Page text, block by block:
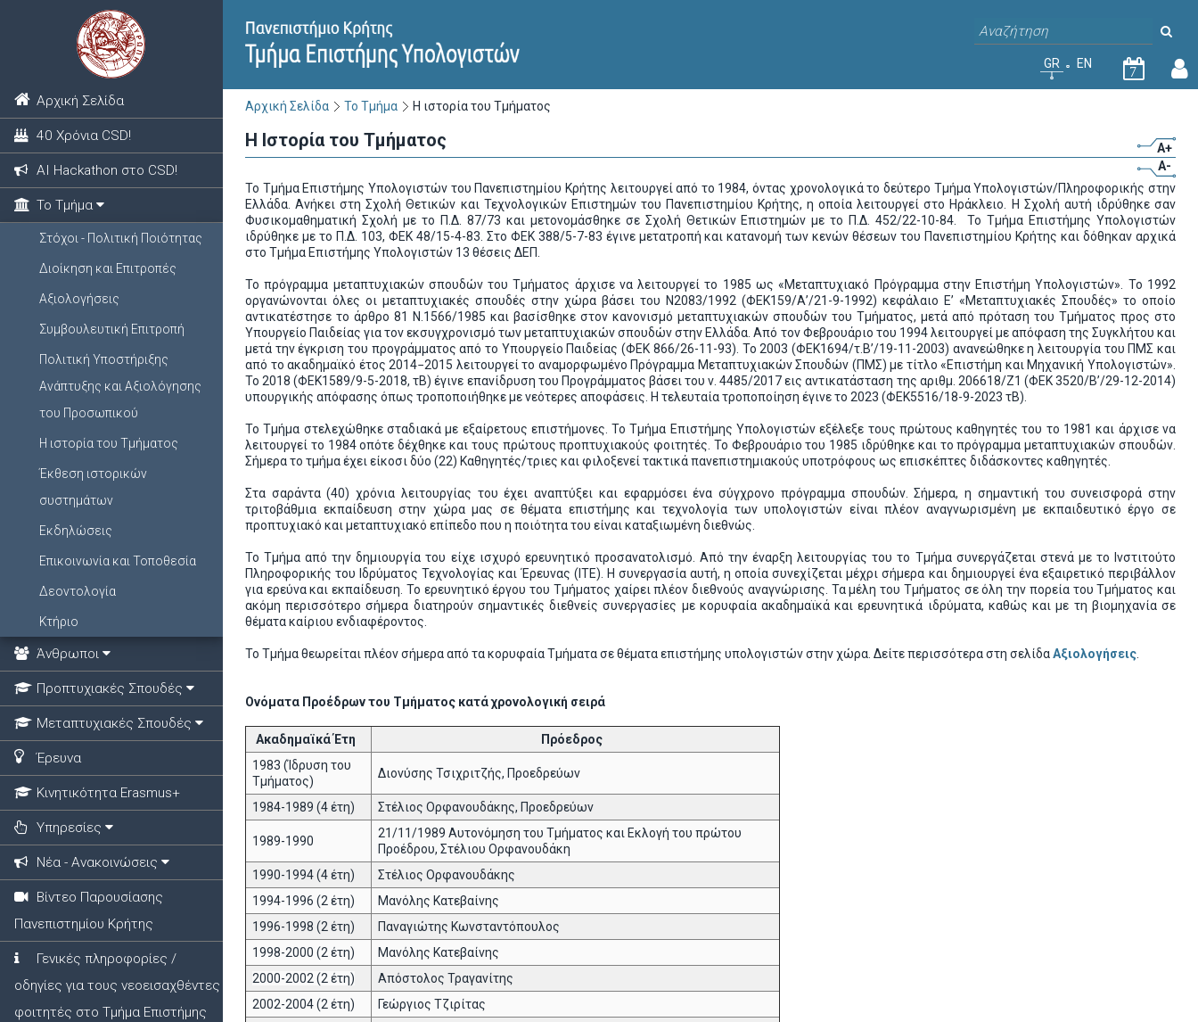
Αρχική Σελίδα
40 Χρόνια CSD!
ΑΙ Hackathon στο CSD!
Το Τμήμα
Στόχοι - Πολιτική Ποιότητας
Διοίκηση και Επιτροπές
Αξιολογήσεις
Συμβουλευτική Επιτροπή
Πολιτική Υποστήριξης
Ανάπτυξης και Αξιολόγησης
του Προσωπικού
Η ιστορία του Τμήματος
Έκθεση ιστορικών
συστημάτων
Εκδηλώσεις
Επικοινωνία και Τοποθεσία
Δεοντολογία
Κτήριο
Άνθρωποι
Προπτυχιακές Σπουδές
Μεταπτυχιακές Σπουδές
Έρευνα
Κινητικότητα Erasmus+
Υπηρεσίες
Νέα - Ανακοινώσεις
Βίντεο Παρουσίασης
Πανεπιστημίου Κρήτης
Γενικές πληροφορίες /
οδηγίες για τους νεοεισαχθέντες
φοιτητές στο Τμήμα Επιστήμης
GR EN
7
Αρχική Σελίδα Το Τμήμα Η ιστορία του Τμήματος
Η Ιστορία του Τμήματος
A+
A-
Το Τμήμα Επιστήμης Υπολογιστών του Πανεπιστημίου Κρήτης λειτουργεί από το 1984, όντας χρονολογικά το δεύτερο Τμήμα Yπολογιστών/Πληροφορικής στην
Ελλάδα. Ανήκει στη Σχολή Θετικών και Τεχνολογικών Επιστημών του Πανεπιστημίου Κρήτης, η οποία λειτουργεί στο Ηράκλειο. Η Σχολή αυτή ιδρύθηκε σαν
Φυσικομαθηματική Σχολή με το Π.Δ. 87/73 και μετονομάσθηκε σε Σχολή Θετικών Επιστημών με το Π.Δ. 452/22-10-84. Το Τμήμα Επιστήμης Υπολογιστών
ιδρύθηκε με το Π.Δ. 103, ΦΕΚ 48/15-4-83. Στο ΦΕΚ 388/5-7-83 έγινε μετατροπή και κατανομή των κενών θέσεων του Πανεπιστημίου Κρήτης και δόθηκαν αρχικά
στο Τμήμα Επιστήμης Υπολογιστών 13 θέσεις ΔΕΠ.
Το πρόγραμμα μεταπτυχιακών σπουδών του Τμήματος άρχισε να λειτουργεί το 1985 ως «Μεταπτυχιακό Πρόγραμμα στην Επιστήμη Υπολογιστών». Το 1992
οργανώνονται όλες οι μεταπτυχιακές σπουδές στην χώρα βάσει του Ν2083/1992 (ΦΕΚ159/Α’/21-9-1992) κεφάλαιο Ε’ «Μεταπτυχιακές Σπουδές» το οποίο
αντικατέστησε το άρθρο 81 Ν.1566/1985 και βασίσθηκε στον κανονισμό μεταπτυχιακών σπουδών του Τμήματος, μετά από πρόταση του Τμήματος προς στο
Υπουργείο Παιδείας για τον εκσυγχρονισμό των μεταπτυχιακών σπουδών στην Ελλάδα. Από τον Φεβρουάριο του 1994 λειτουργεί με απόφαση της Συγκλήτου και
μετά την έγκριση του προγράμματος από το Υπουργείο Παιδείας (ΦΕΚ 866/26-11-93). Το 2003 (ΦΕΚ1694/τ.Β’/19-11-2003) ανανεώθηκε η λειτουργία του ΠΜΣ και
από το ακαδημαϊκό έτος 2014−2015 λειτουργεί το αναμορφωμένο Πρόγραμμα Μεταπτυχιακών Σπουδών (ΠΜΣ) με τίτλο «Επιστήμη και Μηχανική Υπολογιστών».
Το 2018 (ΦΕΚ1589/9-5-2018, τΒ) έγινε επανίδρυση του Προγράμματος βάσει του ν. 4485/2017 εις αντικατάσταση της αριθμ. 206618/Ζ1 (ΦΕΚ 3520/Β’/29-12-2014)
υπουργικής απόφασης όπως τροποποιήθηκε με νεότερες αποφάσεις. Η τελευταία τροποποίηση έγινε το 2023 (ΦΕΚ5516/18-9-2023 τΒ).
Το Τμήμα στελεχώθηκε σταδιακά με εξαίρετους επιστήμονες. Το Τμήμα Επιστήμης Υπολογιστών εξέλεξε τους πρώτους καθηγητές του το 1981 και άρχισε να
λειτουργεί το 1984 οπότε δέχθηκε και τους πρώτους προπτυχιακούς φοιτητές. Το Φεβρουάριο του 1985 ιδρύθηκε και το πρόγραμμα μεταπτυχιακών σπουδών.
Σήμερα το τμήμα έχει είκοσι δύο (22) Καθηγητές/τριες και φιλοξενεί τακτικά πανεπιστημιακούς υποτρόφους ως επισκέπτες διδάσκοντες καθηγητές.
Στα σαράντα (40) χρόνια λειτουργίας του έχει αναπτύξει και εφαρμόσει ένα σύγχρονο πρόγραμμα σπουδών. Σήμερα, η σημαντική του συνεισφορά στην
τριτοβάθμια εκπαίδευση στην χώρα μας σε θέματα επιστήμης και τεχνολογία των υπολογιστών είναι πλέον αναγνωρισμένη με εκπαιδευτικό έργο σε
προπτυχιακό και μεταπτυχιακό επίπεδο που η ποιότητα του είναι καταξιωμένη διεθνώς.
Το Τμήμα από την δημιουργία του είχε ισχυρό ερευνητικό προσανατολισμό. Από την έναρξη λειτουργίας του το Τμήμα συνεργάζεται στενά με το Ινστιτούτο
Πληροφορικής του Ιδρύματος Τεχνολογίας και Έρευνας (ΙΤΕ). Η συνεργασία αυτή, η οποία συνεχίζεται μέχρι σήμερα και δημιουργεί ένα εξαιρετικό περιβάλλον
για ερεύνα και εκπαίδευση. Το ερευνητικό έργου του Τμήματος χαίρει πλέον διεθνούς αναγνώρισης. Τα μέλη του Τμήματος σε όλη την πορεία του Τμήματος και
ακόμη περισσότερο σήμερα διατηρούν σημαντικές διεθνείς συνεργασίες με κορυφαία ακαδημαϊκά και ερευνητικά ιδρύματα, καθώς και με τη βιομηχανία σε
θέματα καίριου ενδιαφέροντος.
Το Τμήμα θεωρείται πλέον σήμερα από τα κορυφαία Τμήματα σε θέματα επιστήμης υπολογιστών στην χώρα. Δείτε περισσότερα στη σελίδαΑξιολογήσεις
Ονόματα Προέδρων του Τμήματος κατά χρονολογική σειρά
Ακαδημαϊκά Έτη
Πρόεδρος
1983 (Ίδρυση του
Τμήματος)
Διονύσης Τσιχριτζής, Προεδρεύων
1984-1989 (4 έτη) Στέλιος Ορφανουδάκης, Προεδρεύων
1989-1990
21/11/1989 Αυτονόμηση του Τμήματος και Εκλογή του πρώτου
Προέδρου, Στέλιου Ορφανουδάκη
1990-1994 (4 έτη)
Στέλιος Ορφανουδάκης
1994-1996 (2 έτη)
Μανόλης Κατεβαίνης
1996-1998 (2 έτη)
Παναγιώτης Κωνσταντόπουλος
1998-2000 (2 έτη)
Μανόλης Κατεβαίνης
2000-2002 (2 έτη)
Απόστολος Τραγανίτης
2002-2004 (2 έτη)
Γεώργιος Τζιρίτας